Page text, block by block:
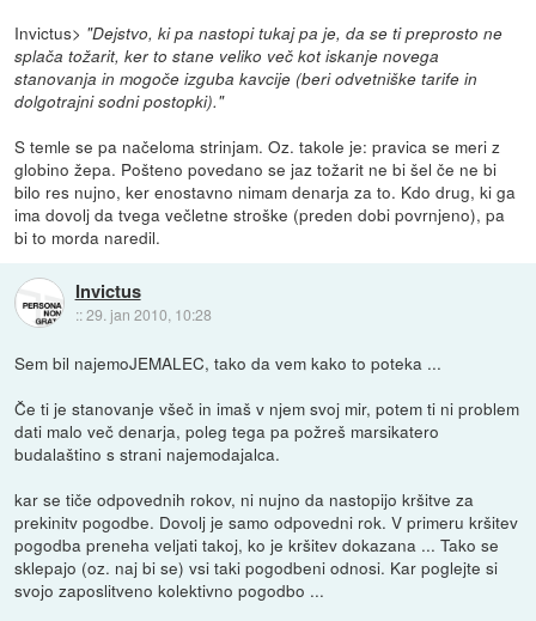
Invictus> "Dejstvo, ki pa nastopi tukaj pa je, da se ti preprosto ne
splača tožarit, ker to stane veliko več kot iskanje novega
stanovanja in mogoče izguba kavcije (beri odvetniške tarife in
dolgotrajni sodni postopki)."
S temle se pa načeloma strinjam. Oz. takole je: pravica se meri z
globino žepa. Pošteno povedano se jaz tožarit ne bi šel če ne bi
bilo res nujno, ker enostavno nimam denarja za to. Kdo drug, ki ga
ima dovolj da tvega večletne stroške (preden dobi povrnjeno), pa
bi to morda naredil.
Invictus
::29. jan 2010, 10:28
Sem bil najemoJEMALEC, tako da vem kako to poteka ...
Če ti je stanovanje všeč in imaš v njem svoj mir, potem ti ni problem
dati malo več denarja, poleg tega pa požreš marsikatero
budalaštino s strani najemodajalca.
kar se tiče odpovednih rokov, ni nujno da nastopijo kršitve za
prekinitv pogodbe. Dovolj je samo odpovedni rok. V primeru kršitev
pogodba preneha veljati takoj, ko je kršitev dokazana ... Tako se
sklepajo (oz. naj bi se) vsi taki pogodbeni odnosi. Kar poglejte si
svojo zaposlitveno kolektivno pogodbo ...